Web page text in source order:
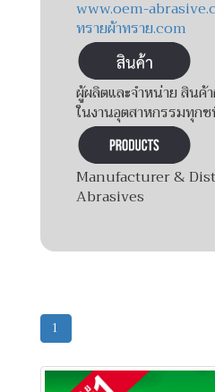
www.oem-
ทรายผ้าทราย.com
ผู้ผลิตและจำหน่าย สินค้
ในงานอุตสาหกรรมทุก
Manufacturer &
Abrasives
1